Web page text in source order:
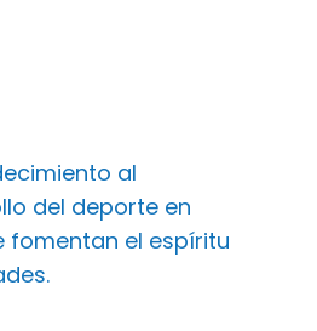
al
del deporte en
fomentan el espíritu